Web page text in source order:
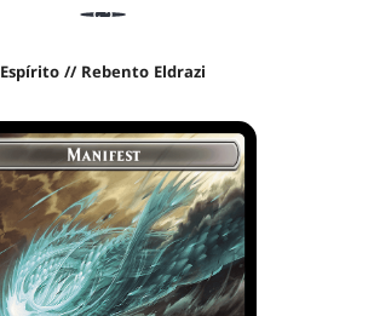
Espírito // Rebento Eldrazi